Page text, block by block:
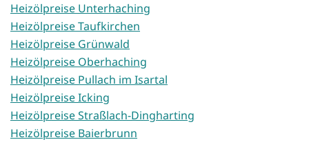
Heizölpreise Unterhaching
Heizölpreise Taufkirchen
Heizölpreise Grünwald
Heizölpreise Oberhaching
Heizölpreise Pullach im Isartal
Heizölpreise Icking
Heizölpreise Straßlach-Dingharting
Heizölpreise Baierbrunn